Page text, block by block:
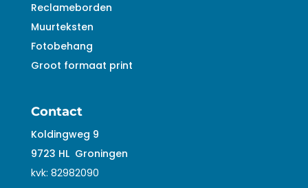
Reclameborden
Muurteksten
Fotobehang
Groot formaat print
Contact
Koldingweg 9
9723 HL Groningen
kvk: 82982090